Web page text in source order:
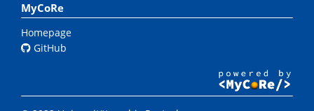
MyCoRe
Homepage
GitHub